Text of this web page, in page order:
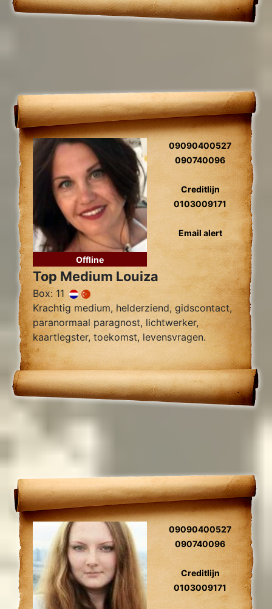
Offline
09090400527
090740096
Creditlijn
0103009171
Email alert
Top Medium Louiza
Box: 11
Krachtig medium, helderziend, gidscontact,
paranormaal paragnost, lichtwerker,
kaartlegster, toekomst, levensvragen.
09090400527
090740096
Creditlijn
0103009171